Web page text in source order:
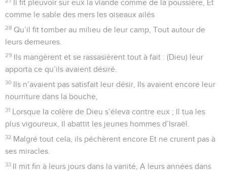
Il fit pleuvoir sur eux la viande comme de la poussière, Et
comme le sable des mers les oiseaux ailés
28 Qu’il fit tomber au milieu de leur camp, Tout autour de
leurs demeures.
29 Ils mangèrent et se rassasièrent tout à fait : (Dieu) leur
apporta ce qu’ils avaient désiré.
30 Ils n’avaient pas satisfait leur désir, Ils avaient encore leur
nourriture dans la bouche,
31 Lorsque la colère de Dieu s’éleva contre eux ; Il tua les
plus vigoureux, Il abattit les jeunes hommes d’Israël.
32 Malgré tout cela, ils péchèrent encore Et ne crurent pas à
ses miracles.
33 Il mit fin à leurs jours dans la vanité, A leurs années dans